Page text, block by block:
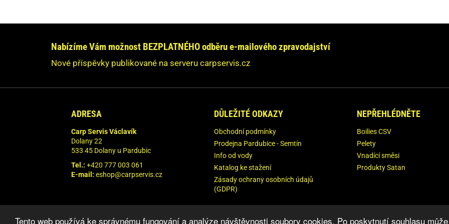
Tento web používá ke správnému fungování a analýze návštěvnosti soubory cookies. Po poskytnutí souhlasu
PVA MATERIÁL
RYBÁŘSKÉ PRUTY
SPLÁVKY A ČIHADLA
STOJANY, VIDLIČKY, HRAZDY
VLASCE, ŠŇŮRY
Odpovíme Vám do 24 hodin.
Nabízíme Vám možnost BEZPLATNÉHO odběru e-mailového zpravodajství
Nové příspěvky publikované na serveru carpservis.cz
ADRESA
Carp Servis Václavík
Dolany 22
533 45 Dolany u Pardubic
Tel.: +420 777 003 061
E-mail: eshop@carpservis.cz
DŮLEŽITÉ ODKAZY
Obchodní podmínky
Prodejna Pardubice - Semtín
Info od vody
Katalog ke stažení
Zásady ochrany osobních údajů
(GDPR)
NEPŘEHLÉDNĚTE
Boilies CSV
Pelety
Vnadící směsi
Produkty Satan